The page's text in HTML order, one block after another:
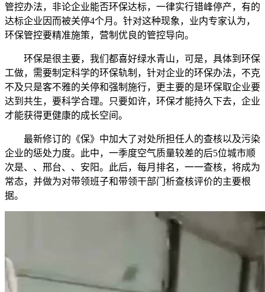
管控办法，非论企业能否环保达标，一律实行错峰停产，有的
达标企业因而被关停4个月。针对这种现象，业内专家认为，
环保管控要精准施策，营制优良的管控导向。
环保是很主要，我们都喜好绿水青山，可是，具体到环保
工做，需要制定科学的环保轨制，针对企业的环保办法，不克
不及只是客不雅的关停和强制施行，更主要的是环保取企业要
达到共生，要科学合理。只要如许，环保才能持久下去，企业
才能获得更健康的成长空间。
最新修订的《保》中加大了对处所担任人的查核以及污染
企业的惩处力度。此中，一季度空气质量较差的后5位城市顺
次是、、邢台、、安阳。此后，每月排名，一一查核，将成为
常态，并做为对带领班子和带领干部门析查核评价的主要根
据。